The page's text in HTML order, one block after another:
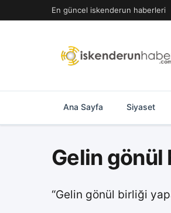
geç
En güncel iskenderun haberleri
Ana Sayfa Siyaset
Gelin gönül
“Gelin gönül birliği